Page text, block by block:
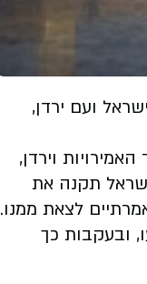
ועם ירדן,
וירדן,
תקנה את
לצאת ממנו.
ובעקבות כך